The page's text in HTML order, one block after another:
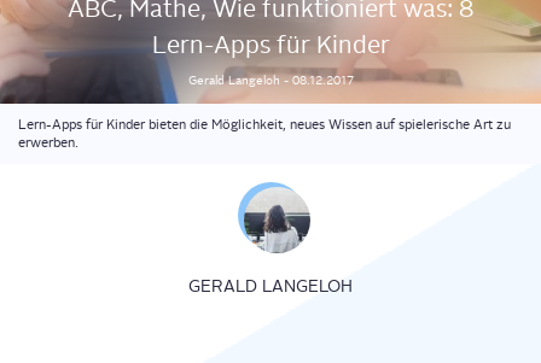
ABC, Mathe, Wie funk­tio­niert was: 8
Lern-Apps für Kinder
GeraldLangeloh -08.12.2017
Lern-Apps für Kinder bieten die Möglichkeit, neues Wissen auf spielerische Art zu
erwerben.
GERALD LANGELOH